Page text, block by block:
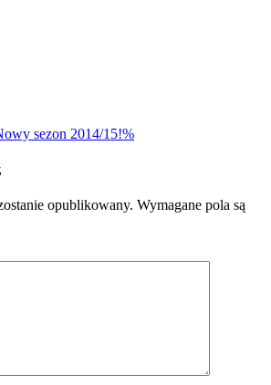
sezon 2014/15!%
opublikowany. Wymagane pola są